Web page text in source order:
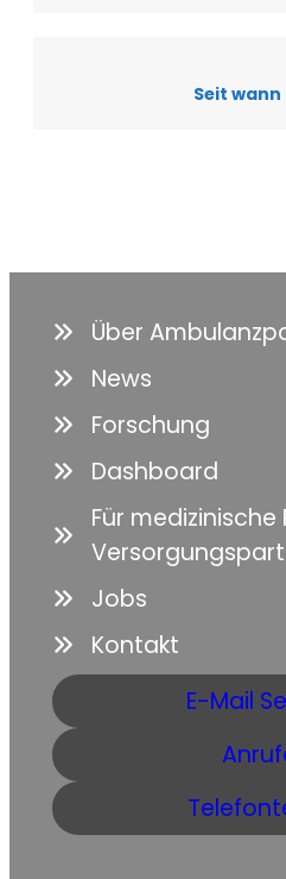
Seit wann
Über
News
Forschung
Dashboard
Für
Jobs
Kontakt
E-Mail